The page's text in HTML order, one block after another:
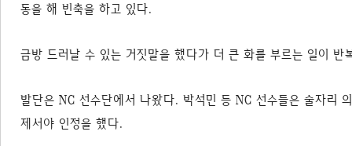
동을 해 빈축을 하고 있다.
금방 드러날 수 있는 거짓말을 했다가 더 큰 화를 부르는 일이 반
발단은 NC 선수단에서 나왔다. 박석민 등 NC 선수들은 술자리
제서야 인정을 했다.